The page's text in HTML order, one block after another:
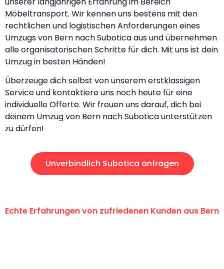
Möbeltransport. Wir kennen uns bestens mit den
rechtlichen und logistischen Anforderungen eines
Umzugs von Bern nach Subotica aus und übernehmen
alle organisatorischen Schritte für dich. Mit uns ist dein
Umzug in besten Händen!
Überzeuge dich selbst von unserem erstklassigen
Service und kontaktiere uns noch heute für eine
individuelle Offerte. Wir freuen uns darauf, dich bei
deinem Umzug von Bern nach Subotica unterstützen
zu dürfen!
Unverbindlich Subotica anfragen
Echte Erfahrungen von zufriedenen Kunden aus Bern